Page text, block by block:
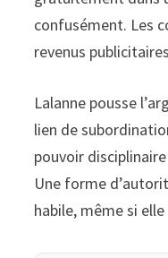
confusément. Les
revenus
Lalanne pousse
lien de
pouvoir
Une forme
habile, même si